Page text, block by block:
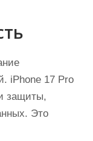
iPhone 17 Pro
защиты,
Это